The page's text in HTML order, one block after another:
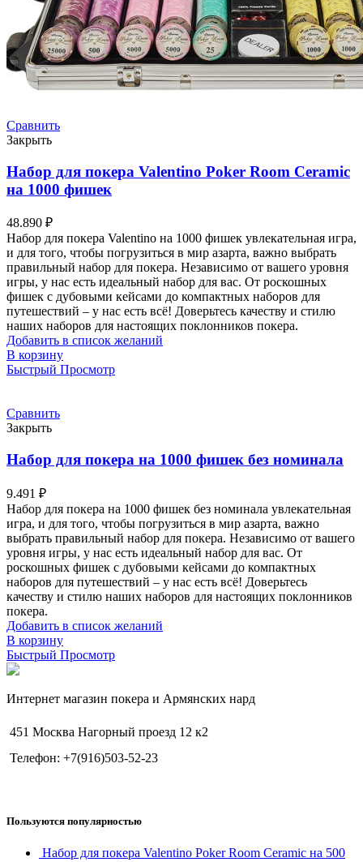
Сравнить
Закрыть
Набор для покера Valentino Poker Room Ceramic
на 1000 фишек
48.890 ₽
Набор для покера Valentino на 1000 фишек увлекательная игра,
и для того, чтобы погрузиться в мир азарта, важно выбрать
правильный набор для покера. Независимо от вашего уровня
игры, у нас есть идеальный набор для вас. От роскошных
фишек с дубовыми кейсами до компактных наборов для
путешествий – у нас есть всё! Доверьтесь качеству и стилю
наших наборов для настоящих поклонников покера.
Добавить в список желаний
В корзину
Быстрый Просмотр
Сравнить
Закрыть
Набор для покера на 1000 фишек без номинала
9.491 ₽
Набор для покера на 1000 фишек без номинала увлекательная
игра, и для того, чтобы погрузиться в мир азарта, важно
выбрать правильный набор для покера. Независимо от вашего
уровня игры, у нас есть идеальный набор для вас. От
роскошных фишек с дубовыми кейсами до компактных
наборов для путешествий – у нас есть всё! Доверьтесь
качеству и стилю наших наборов для настоящих поклонников
покера.
Добавить в список желаний
В корзину
Быстрый Просмотр
Интернет магазин покера и Армянских нард
451 Москва Нагорный проезд 12 к2
Телефон: +7(916)503-52-23
Пользуются популярностью
Набор для покера Valentino Poker Room Ceramic на 500